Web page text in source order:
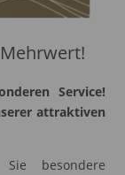
Service!
attraktiven
Sie besondere